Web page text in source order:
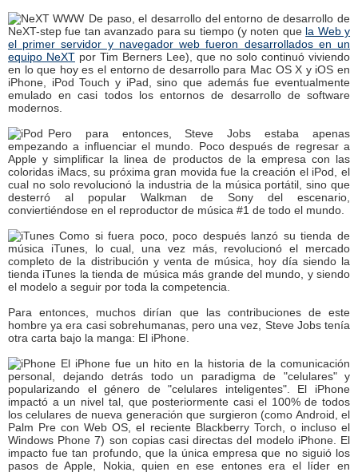
De paso, el desarrollo del entorno de desarrollo de
NeXT-step fue tan avanzado para su tiempo (y noten que la Web y
el primer servidor y navegador web fueron desarrollados en un
equipo NeXT por Tim Berners Lee), que no solo continuó viviendo
en lo que hoy es el entorno de desarrollo para Mac OS X y iOS en
iPhone, iPod Touch y iPad, sino que además fue eventualmente
emulado en casi todos los entornos de desarrollo de software
modernos.
Pero para entonces, Steve Jobs estaba apenas
empezando a influenciar el mundo. Poco después de regresar a
Apple y simplificar la linea de productos de la empresa con las
coloridas iMacs, su próxima gran movida fue la creación el iPod, el
cual no solo revolucionó la industria de la música portátil, sino que
desterró al popular Walkman de Sony del escenario,
conviertiéndose en el reproductor de música #1 de todo el mundo.
Como si fuera poco, poco después lanzó su tienda de
música iTunes, lo cual, una vez más, revolucionó el mercado
completo de la distribución y venta de música, hoy día siendo la
tienda iTunes la tienda de música más grande del mundo, y siendo
el modelo a seguir por toda la competencia.
Para entonces, muchos dirían que las contribuciones de este
hombre ya era casi sobrehumanas, pero una vez, Steve Jobs tenía
otra carta bajo la manga: El iPhone.
El iPhone fue un hito en la historia de la comunicación
personal, dejando detrás todo un paradigma de "celulares" y
popularizando el género de "celulares inteligentes". El iPhone
impactó a un nivel tal, que posteriormente casi el 100% de todos
los celulares de nueva generación que surgieron (como Android, el
Palm Pre con Web OS, el reciente Blackberry Torch, o incluso el
Windows Phone 7) son copias casi directas del modelo iPhone. El
impacto fue tan profundo, que la única empresa que no siguió los
pasos de Apple, Nokia, quien en ese entones era el líder en